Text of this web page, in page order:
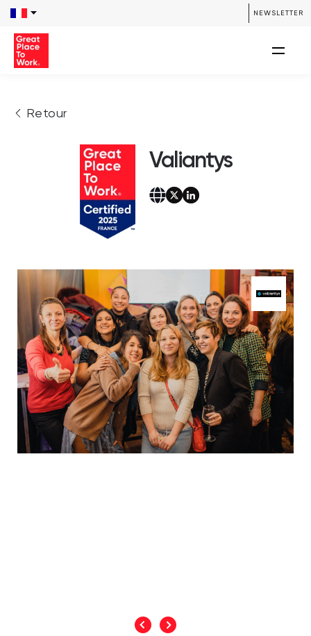
NEWSLETTER
Retour
Valiantys